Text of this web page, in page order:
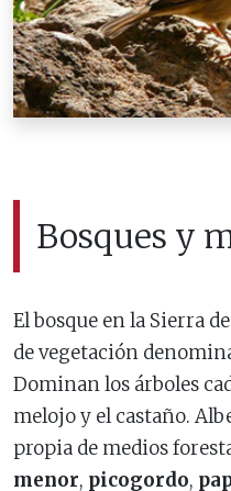
Bosques y
El bosque en la Sierra
de vegetación
Dominan los árboles
melojo y el castaño.
propia de medios
menor, picogordo,